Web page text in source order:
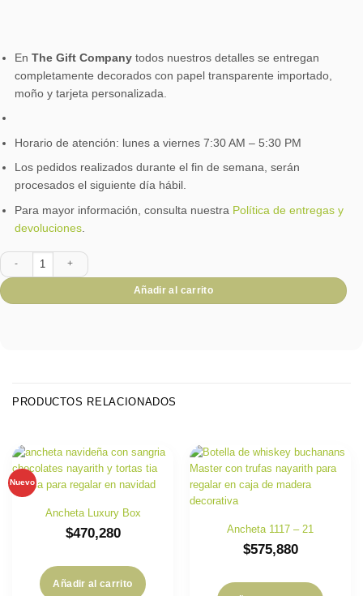
En The Gift Company todos nuestros detalles se entregan
completamente decorados con papel transparente importado,
moño y tarjeta personalizada.
Horario de atención: lunes a viernes 7:30 AM – 5:30 PM
Los pedidos realizados durante el fin de semana, serán
procesados el siguiente día hábil.
Para mayor información, consulta nuestra Política de entregas y
devoluciones
Ancheta Momentos Tintos cantidad
Añadir al carrito
PRODUCTOS RELACIONADOS
Nuevo
Ancheta Luxury Box
$470,280
Añadir al carrito
Ancheta 1117 – 21
$575,880